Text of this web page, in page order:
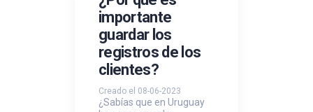
importante
guardar los
registros de los
clientes?
Creado el 08-06-2023
¿Sabías que en Uruguay